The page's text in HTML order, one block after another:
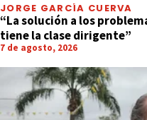
JORGE GARCÍA CUERVA
“La solución a los
tiene la clase dirigente”
7 de agosto, 2026